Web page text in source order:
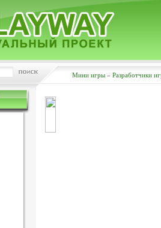
Мини игры » Разработчики